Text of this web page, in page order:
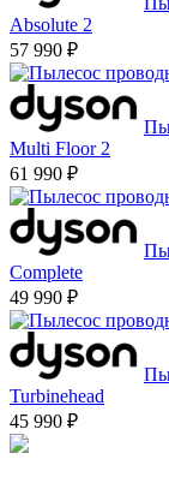
Absolute 2
57 990 ₽
Multi Floor 2
61 990 ₽
Complete
49 990 ₽
Turbinehead
45 990 ₽